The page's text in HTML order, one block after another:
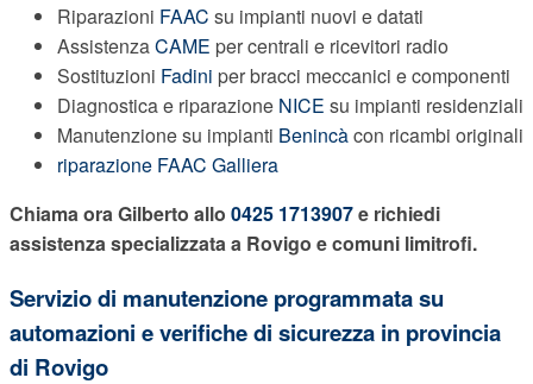
Riparazioni FAAC su impianti nuovi e datati
AssistenzaCAME per centrali e ricevitori radio
Sostituzioni Fadini per bracci meccanici e componenti
Diagnostica e riparazione NICE su impianti residenziali
Manutenzione su impianti Benincàcon ricambi originali
riparazione FAAC Galliera
Chiama ora Gilberto allo 0425 1713907e richiedi
assistenza specializzata a Rovigo e comuni limitrofi.
Servizio di manutenzione programmata su
automazioni e verifiche di sicurezza in provincia
di Rovigo